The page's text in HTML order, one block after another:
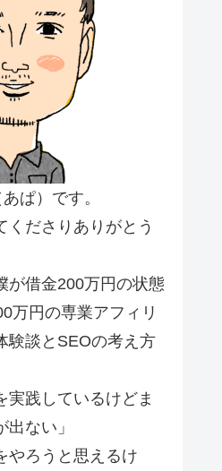
ぱ）です。
くださりありがとう
が借金200万円の状態
万円の専業アフィリ
験談とSEOの考え方
実践しているけどま
ない」
やろうと思えるけ